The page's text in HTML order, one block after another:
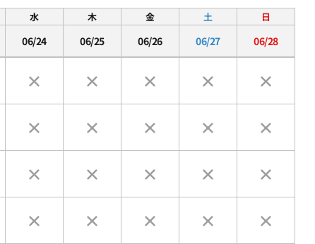
水
06/24
木
06/25
金
06/26
土
06/27
日
06/28